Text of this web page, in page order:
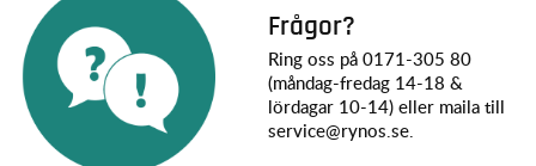
Vad ingår
WL 184021 RC crawler (RTR).
2S 7,4V 350mAh LiPo-batteri.
USB-laddare.
Frågor?
Ring oss på 0171-305 80
(måndag-fredag 14-18 &
lördagar 10-14) eller maila till
service@rynos.se.